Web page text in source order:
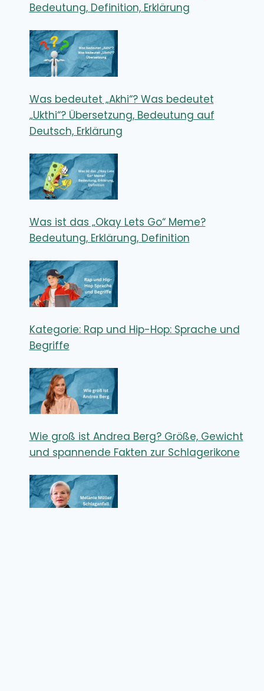
Bedeutung, Definition, Erklärung
Was bedeutet „Akhi“? Was bedeutet
„Ukthi“? Übersetzung, Bedeutung auf
Deutsch, Erklärung
Was ist das „Okay Lets Go“ Meme?
Bedeutung, Erklärung, Definition
Kategorie: Rap und Hip-Hop: Sprache und
Begriffe
Wie groß ist Andrea Berg? Größe, Gewicht
und spannende Fakten zur Schlagerikone